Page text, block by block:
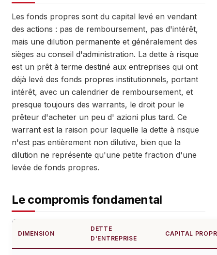
Les fonds propres sont du capital levé en vendant
des actions : pas de remboursement, pas d'intérêt,
mais une dilution permanente et généralement des
sièges au conseil d'administration. La dette à risque
est un prêt à terme destiné aux entreprises qui ont
déjà levé des fonds propres institutionnels, portant
intérêt, avec un calendrier de remboursement, et
presque toujours des warrants, le droit pour le
prêteur d'acheter un peu d' azioni plus tard. Ce
warrant est la raison pour laquelle la dette à risque
n'est pas entièrement non dilutive, bien que la
dilution ne représente qu'une petite fraction d'une
levée de fonds propres.
Le compromis fondamental
DIMENSION
DETTE
D'ENTREPRISE
CAPITAL